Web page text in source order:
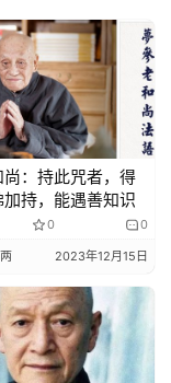
：持此咒者，得
持，能遇善知识
0 0
2023年12月15日